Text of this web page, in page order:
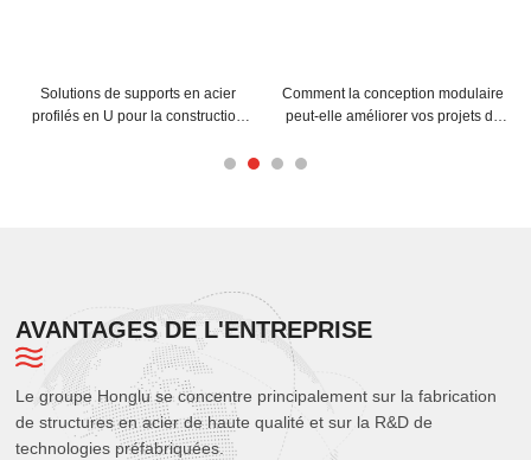
de supports en acier
U pour la construction
Comment la conception modulaire
peut-elle améliorer vos projets de
Comment
peuvent-
AVANTAGES DE L'ENTREPRISE
Le groupe Honglu se concentre principalement sur la fabrication
de structures en acier de haute qualité et sur la R&D de
technologies préfabriquées.